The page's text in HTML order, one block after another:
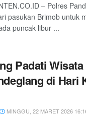
– Polres
pasukan Brimob untuk
puncak libur ...
Padati
di Hari
MINGGU, 22 MARET 2026